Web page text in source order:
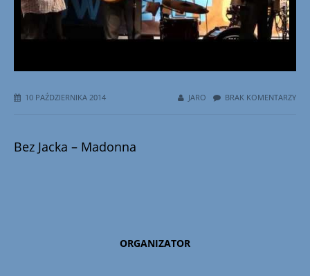
10 PAŹDZIERNIKA 2014 BRAK KOMENTARZY
JARO
Bez Jacka – Madonna
ORGANIZATOR